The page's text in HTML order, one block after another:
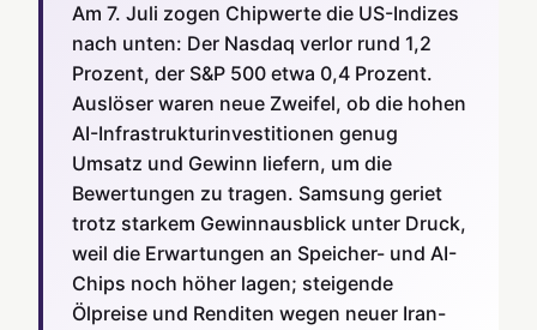
Am 7. Juli zogen Chipwerte die US-Indizes
nach unten: Der Nasdaq verlor rund 1,2
Prozent, der S&P 500 etwa 0,4 Prozent.
Auslöser waren neue Zweifel, ob die hohen
AI-Infrastrukturinvestitionen genug
Umsatz und Gewinn liefern, um die
Bewertungen zu tragen. Samsung geriet
trotz starkem Gewinnausblick unter Druck,
weil die Erwartungen an Speicher- und AI-
Chips noch höher lagen; steigende
Ölpreise und Renditen wegen neuer Iran-